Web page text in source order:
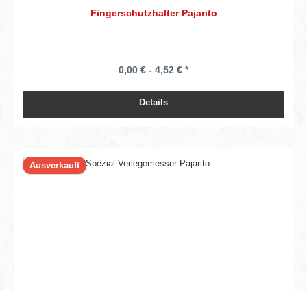
Fingerschutzhalter Pajarito
0,00 € - 4,52 € *
Details
Ausverkauft